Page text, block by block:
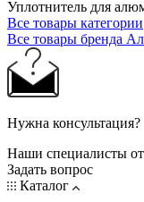
Уплотнитель для
Все товары категории
Все товары бренда
Нужна консультация?
Наши специалисты
Задать вопрос
Каталог